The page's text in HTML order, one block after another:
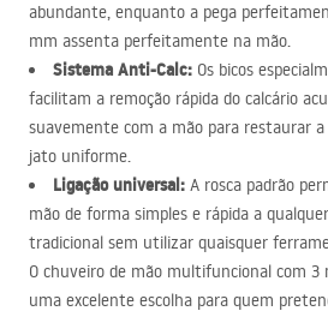
abundante, enquanto a pega
mm assenta perfeitamente na mão.
Sistema Anti-Calc: Os bicos
facilitam a remoção rápida do calcário
suavemente com a mão para restaurar
jato uniforme.
Ligação universal: A rosca padrão
mão de forma simples e rápida a
tradicional sem utilizar quaisquer
O chuveiro de mão multifuncional com 3
uma excelente escolha para quem